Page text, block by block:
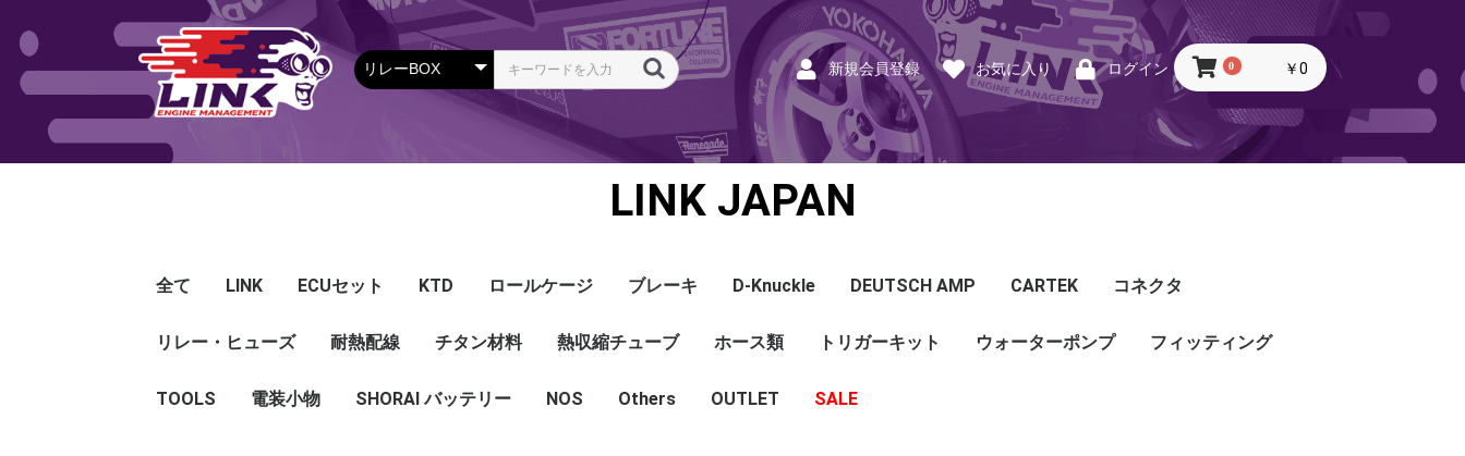
新規会員登録 お気に入り ログイン 0 ￥0
LINK JAPAN
全て LINK
Plug-in ECU Honda
Mazda
Mitsubishi
Nissan
Subaru
Toyota
その他
Wire-in ECU G5
G4X
G4＋
PDM
ECUアクセサリー Looms and Cables Terminals and Plugs
G1 - G4
CAN and Tuning
G4X - G4+
Mapセンサー
温度センサー
その他センサー
Exhaust O2センサー
CAN EGT modules
DI Driver
Ignition
Injection
Peripherals
Tuning Tools
E-Throttle
Driver Display
CAN Keypad
Apparel Hat
T-shirts
Foodies
ECUセット KTD
Looms
CAN＆Tuning ケーブ
コネクタ＆Pin
Wire-in ハーネス
拡張ハーネス G4+Kurofune
MAZDA
MITSUBISHI
HONDA
TOYOTA
NISSAN
センサー クランクセンサー
温度センサー
MAPセンサー
圧力センサー
ノックセンサー
CAN ラムダ 空燃比
ブーストコントロール
Injector
ISC
その他
Ignition Coil
クラセン
サージタンク
EXマニ
燃料
電スロ
シリコンホース
エンジンハーネス
ハーネスラベル
エアクリーナー
スイッチ
アダプタ類
その他
ロールケージ ブレーキ D-Knuckle DEUTSCH AMP
AMP SSC
DTM
DT
DTP
その他
CARTEK
CARTEK
コネクタ
Lambda
Ignition
Injector
Throttle. Accele
Honda
Subaru
Toyota
Mazda
Mitsubishi
Nissan
Porsche
その他
リレー・ヒューズ
リレー
リレーBOX
ヒューズケース
ブレーカー式ブレード
ブレーカー
耐熱配線
ETFE 配線
シールド線
モールド線
FEP 配線
シールド線
モールド線
チタン材料 熱収縮チューブ
ハンダ付 収縮チュー
耐熱収縮メッシュチュ
切れ込み付 メッシュ
DR
DW
DW クリア
その他
ホース類
シリコンホース
耐熱スリーブ
バキュームホース
燃料ホース
トリガーキット ウォーターポンプ フィッティング
TOOLS 電装小物 SHORAI バッテリー NOS Others OUTLET SALE